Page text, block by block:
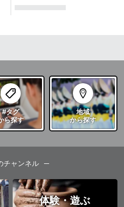
#タグ
ら探す
地域
から探す
チャンネル
体験・遊ぶ